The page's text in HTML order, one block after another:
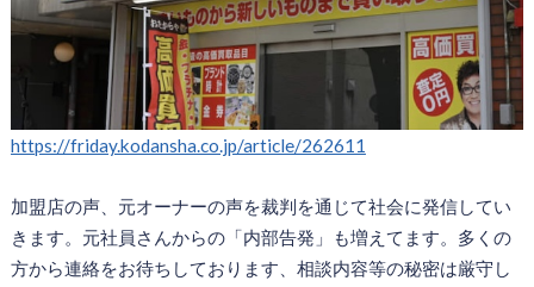
https://friday.kodansha.co.jp/article/262611
加盟店の声、元オーナーの声を裁判を通じて社会に発信してい
きます。元社員さんからの「内部告発」も増えてます。多くの
方から連絡をお待ちしております、相談内容等の秘密は厳守し